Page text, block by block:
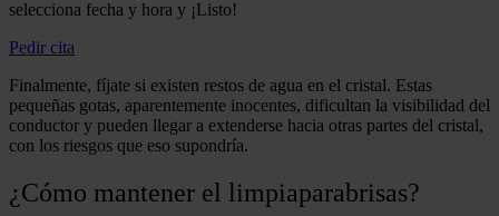
selecciona fecha y hora y ¡Listo!
Pedir cita
Finalmente, fíjate si existen restos de agua en el cristal. Estas
pequeñas gotas, aparentemente inocentes, dificultan la visibilidad del
conductor y pueden llegar a extenderse hacia otras partes del cristal,
con los riesgos que eso supondría.
¿Cómo mantener el limpiaparabrisas?